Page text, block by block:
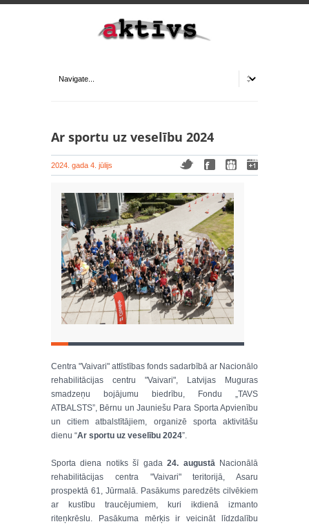
Ar sportu uz veselību 2024
2024. gada 4. jūlijs
Centra "Vaivari" attīstības fonds sadarbībā ar Nacionālo
rehabilitācijas centru "Vaivari", Latvijas Muguras
smadzeņu bojājumu biedrību, Fondu „TAVS
ATBALSTS”, Bērnu un Jauniešu Para Sporta Apvienību
un citiem atbalstītājiem, organizē sporta aktivitāšu
dienu “Ar sportu uz veselību 2024”.
Sporta diena notiks šī gada24. augustāNacionālā
rehabilitācijas centra "Vaivari" teritorijā, Asaru
prospektā 61, Jūrmalā. Pasākums paredzēts cilvēkiem
ar kustību traucējumiem, kuri ikdienā izmanto
riteņkrēslu. Pasākuma mērķis ir veicināt līdzdalību